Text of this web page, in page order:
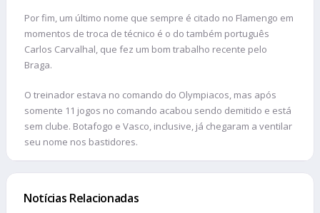
Por fim, um último nome que sempre é citado no Flamengo em
momentos de troca de técnico é o do também português
Carlos Carvalhal, que fez um bom trabalho recente pelo
Braga.
O treinador estava no comando do Olympiacos, mas após
somente 11 jogos no comando acabou sendo demitido e está
sem clube. Botafogo e Vasco, inclusive, já chegaram a ventilar
seu nome nos bastidores.
Notícias Relacionadas